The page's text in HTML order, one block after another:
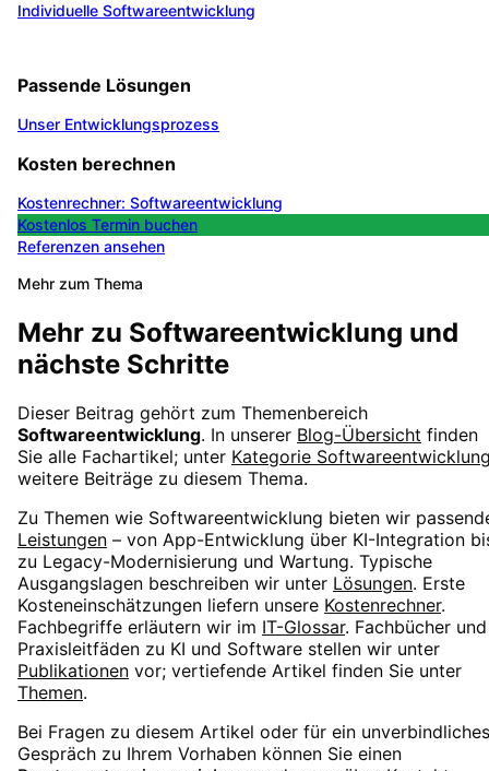
Individuelle Softwareentwicklung
Passende Lösungen
Unser Entwicklungsprozess
Kosten berechnen
Kostenrechner: Softwareentwicklung
Kostenlos Termin buchen
Referenzen ansehen
Mehr zum Thema
Mehr zu Softwareentwicklung und
nächste Schritte
Dieser Beitrag gehört zum Themenbereich
Softwareentwicklung. In unserer Blog-Übersicht finden
Sie alle Fachartikel; unter Kategorie
weitere Beiträge zu diesem Thema.
Zu Themen wie Softwareentwicklung bieten wir
Leistungen – von App-Entwicklung über KI-Integration
zu Legacy-Modernisierung und Wartung. Typische
Ausgangslagen beschreiben wir unter Lösungen. Erste
Kosteneinschätzungen liefern unsere Kostenrechner.
Fachbegriffe erläutern wir im IT-Glossar. Fachbücher und
Praxisleitfäden zu KI und Software stellen wir unter
Publikationen vor; vertiefende Artikel finden Sie unter
Themen.
Bei Fragen zu diesem Artikel oder für ein unverbindliches
Gespräch zu Ihrem Vorhaben können Sie einen